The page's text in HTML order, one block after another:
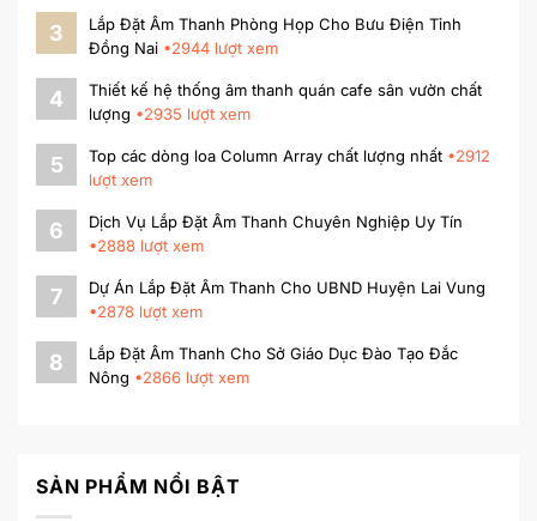
3
Lắp Đặt Âm Thanh Phòng Họp Cho Bưu Điện Tỉnh
Đồng Nai •2944 lượt xem
4
Thiết kế hệ thống âm thanh quán cafe sân vườn chất
lượng •2935 lượt xem
5 Top các dòng loa Column Array chất lượng nhất •2912
lượt xem
6
Dịch Vụ Lắp Đặt Âm Thanh Chuyên Nghiệp Uy Tín
•2888 lượt xem
7
Dự Án Lắp Đặt Âm Thanh Cho UBND Huyện Lai Vung
•2878 lượt xem
8
Lắp Đặt Âm Thanh Cho Sở Giáo Dục Đào Tạo Đắc
Nông •2866 lượt xem
SẢN PHẨM NỔI BẬT